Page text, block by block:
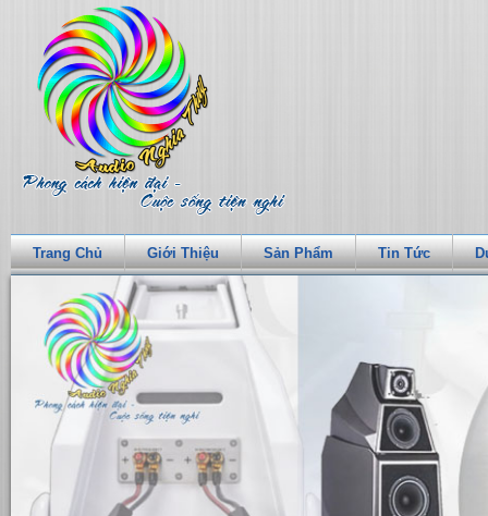
Trang Chủ Giới Thiệu Sản Phẩm Tin Tức